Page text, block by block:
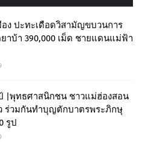
อง ปะทะเดือดวิสามัญขบวนการ
าบ้า 390,000 เม็ด ชายแดนแม่ฟ้า
|พุทธศาสนิกชน ชาวแม่ฮ่องสอน
ร่วมกันทำบุญตักบาตรพระภิกษุ
รูป